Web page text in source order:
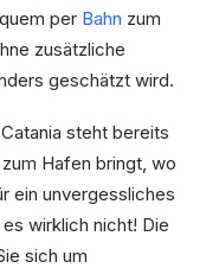
per Bahn zum
zusätzliche
geschätzt wird.
steht bereits
Hafen bringt, wo
ein unvergessliches
wirklich nicht! Die
sich um